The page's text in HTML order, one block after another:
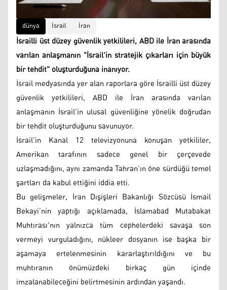
dünya İsrail İran
İsrailli üst düzey güvenlik yetkilileri, ABD ile İran arasında
varılan anlaşmanın "İsrail'in stratejik çıkarları için büyük
bir tehdit" oluşturduğuna inanıyor.
İsrail medyasında yer alan raporlara göre İsrailli üst düzey
güvenlik yetkilileri, ABD ile İran arasında varılan
anlaşmanın İsrail'in ulusal güvenliğine yönelik doğrudan
bir tehdit oluşturduğunu savunuyor.
İsrail’in Kanal 12 televizyonuna konuşan yetkililer,
Amerikan tarafının sadece genel bir çerçevede
uzlaşmadığını, aynı zamanda Tahran’ın öne sürdüğü temel
şartları da kabul ettiğini iddia etti.
Bu gelişmeler, İran Dışişleri Bakanlığı Sözcüsü İsmail
Bekayi’nin yaptığı açıklamada, İslamabad Mutabakat
Muhtırası'nın yalnızca tüm cephelerdeki savaşa son
vermeyi vurguladığını, nükleer dosyanın ise başka bir
aşamaya ertelenmesinin kararlaştırıldığını ve bu
muhtıranın önümüzdeki birkaç gün içinde
imzalanabileceğini belirtmesinin ardından yaşandı.